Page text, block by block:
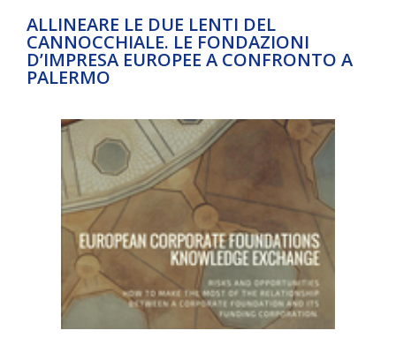
ALLINEARE LE DUE LENTI DEL
CANNOCCHIALE. LE FONDAZIONI
D’IMPRESA EUROPEE A CONFRONTO A
PALERMO